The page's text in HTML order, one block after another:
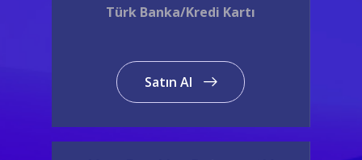
Türk Banka/Kredi Kartı
Satın Al